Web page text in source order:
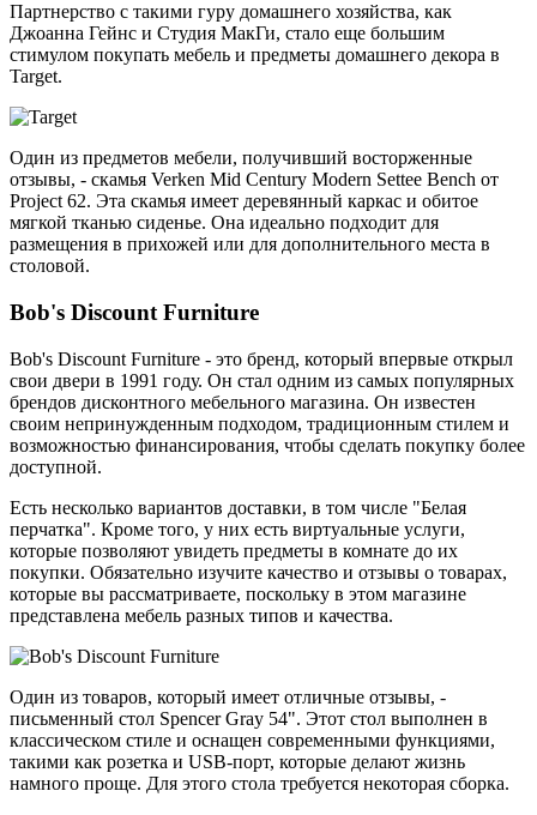
Партнерство с такими гуру домашнего хозяйства, как
Джоанна Гейнс и Студия МакГи, стало еще большим
стимулом покупать мебель и предметы домашнего декора в
Target.
Один из предметов мебели, получивший восторженные
отзывы, - скамья Verken Mid Century Modern Settee Bench от
Project 62. Эта скамья имеет деревянный каркас и обитое
мягкой тканью сиденье. Она идеально подходит для
размещения в прихожей или для дополнительного места в
столовой.
Bob's Discount Furniture
Bob's Discount Furniture - это бренд, который впервые открыл
свои двери в 1991 году. Он стал одним из самых популярных
брендов дисконтного мебельного магазина. Он известен
своим непринужденным подходом, традиционным стилем и
возможностью финансирования, чтобы сделать покупку более
доступной.
Есть несколько вариантов доставки, в том числе "Белая
перчатка". Кроме того, у них есть виртуальные услуги,
которые позволяют увидеть предметы в комнате до их
покупки. Обязательно изучите качество и отзывы о товарах,
которые вы рассматриваете, поскольку в этом магазине
представлена мебель разных типов и качества.
Один из товаров, который имеет отличные отзывы, -
письменный стол Spencer Gray 54". Этот стол выполнен в
классическом стиле и оснащен современными функциями,
такими как розетка и USB-порт, которые делают жизнь
намного проще. Для этого стола требуется некоторая сборка.